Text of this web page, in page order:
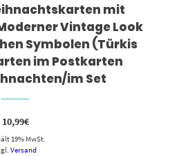
mit
Vintage Look
Symbolen (Türkis
im Postkarten
im Set
10,99€
19% MwSt.
Versand